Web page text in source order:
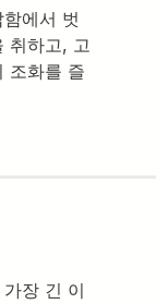
에서 벗
취하고, 고
조화를 즐
장 긴 이